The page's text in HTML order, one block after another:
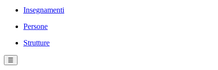
Insegnamenti
Persone
Strutture
☰